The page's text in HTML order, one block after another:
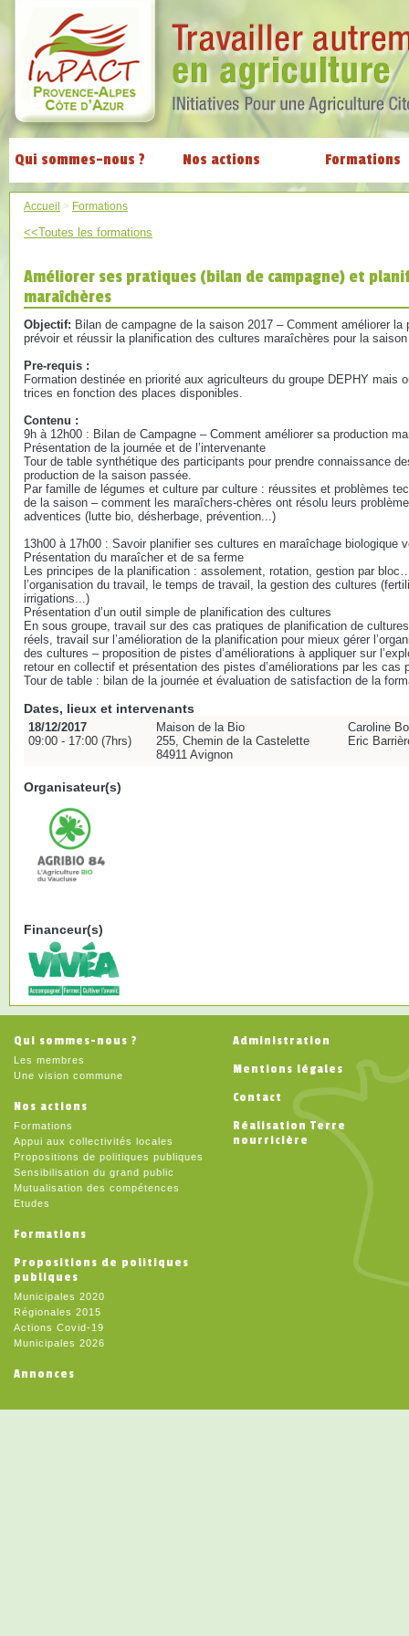
Qui sommes-nous ? Nos actions Formations
Accueil > Formations
<<Toutes les formations
Améliorer ses pratiques (bilan de campagne) et
maraîchères
Objectif: Bilan de campagne de la saison 2017 – Comment améliorer la
prévoir et réussir la planification des cultures maraîchères pour la
Pre-requis :
Formation destinée en priorité aux agriculteurs du groupe DEPHY mais
trices en fonction des places disponibles.
Contenu :
9h à 12h00 : Bilan de Campagne – Comment améliorer sa production
Présentation de la journée et de l’intervenante
Tour de table synthétique des participants pour prendre connaissance
production de la saison passée.
Par famille de légumes et culture par culture : réussites et problèmes
de la saison – comment les maraîchers-chères ont résolu leurs
adventices (lutte bio, désherbage, prévention...)
13h00 à 17h00 : Savoir planifier ses cultures en maraîchage biologique
Présentation du maraîcher et de sa ferme
Les principes de la planification : assolement, rotation, gestion par
l’organisation du travail, le temps de travail, la gestion des cultures
irrigations...)
Présentation d’un outil simple de planification des cultures
En sous groupe, travail sur des cas pratiques de planification de
réels, travail sur l’amélioration de la planification pour mieux gérer
des cultures – proposition de pistes d’améliorations à appliquer sur
retour en collectif et présentation des pistes d’améliorations par les cas
Tour de table : bilan de la journée et évaluation de satisfaction de la
Dates, lieux et intervenants
18/12/2017
09:00 - 17:00 (7hrs)
Maison de la Bio
255, Chemin de la Castelette
84911 Avignon
Caroline
Eric
Organisateur(s)
Financeur(s)
Qui sommes-nous ?
Les membres
Une vision commune
Nos actions
Formations
Appui aux collectivités locales
Propositions de politiques publiques
Sensibilisation du grand public
Mutualisation des compétences
Etudes
Formations
Propositions de politiques
publiques
Municipales 2020
Régionales 2015
Actions Covid-19
Municipales 2026
Annonces
Administration
Mentions légales
Contact
Réalisation Terre
nourricière